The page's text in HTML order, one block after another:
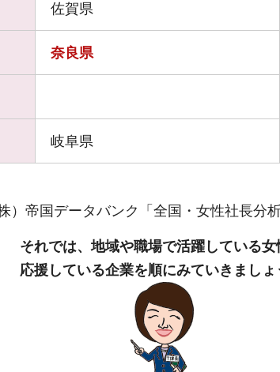
佐賀県
奈良県
岐阜県
）帝国データバンク「全国・女性社長分
それでは、地域や職場で活躍している女
応援している企業を順にみていきましょ